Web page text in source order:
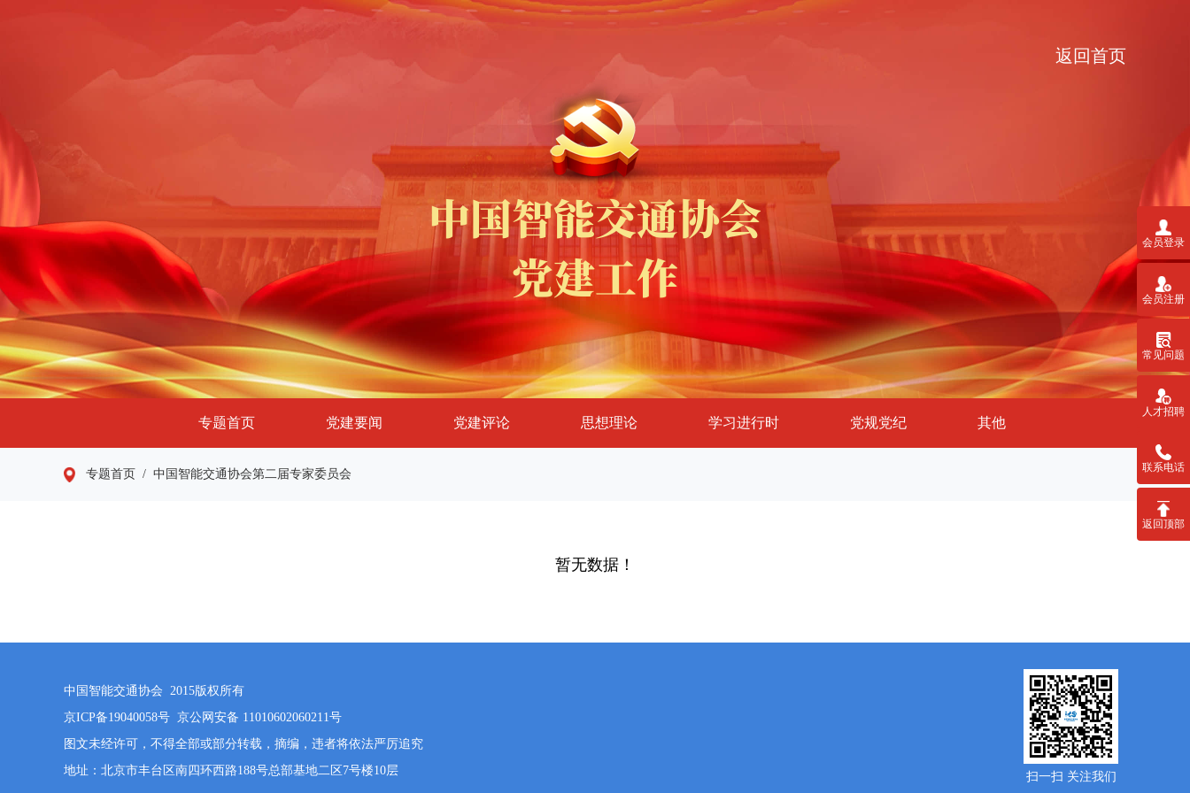
返回首页
专题首页 党建要闻 党建评论 思想理论 学习进行时 党规党纪 其他
专题首页 / 中国智能交通协会第二届专家委员会
暂无数据！
中国智能交通协会 2015版权所有
京ICP备19040058号 京公网安备 11010602060211号
图文未经许可，不得全部或部分转载，摘编，违者将依法严厉追究
地址：北京市丰台区南四环西路188号总部基地二区7号楼10层
扫一扫 关注我们
会员登录
会员注册
常见问题
人才招聘
联系电话
返回顶部